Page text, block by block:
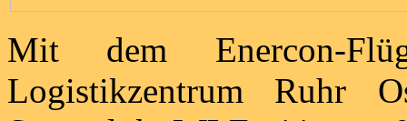
Mit dem Enercon-
Logistikzentrum Ruhr